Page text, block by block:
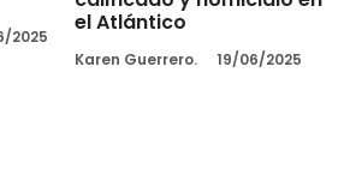
2025
el Atlántico
Karen Guerrero. 19/06/2025